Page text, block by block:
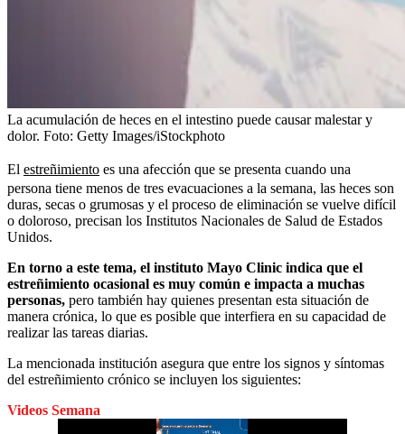
La acumulación de heces en el intestino puede causar malestar y
dolor. Foto: Getty Images/iStockphoto
El estreñimiento es una afección que se presenta cuando una
persona tiene menos de tres evacuaciones a la semana, las heces son
duras, secas o grumosas y el proceso de eliminación se vuelve difícil
o doloroso, precisan los Institutos Nacionales de Salud de Estados
Unidos.
En torno a este tema, el instituto Mayo Clinic indica que el
estreñimiento ocasional es muy común e impacta a muchas
personas, pero también hay quienes presentan esta situación de
manera crónica, lo que es posible que interfiera en su capacidad de
realizar las tareas diarias.
La mencionada institución asegura que entre los signos y síntomas
del estreñimiento crónico se incluyen los siguientes:
Videos Semana